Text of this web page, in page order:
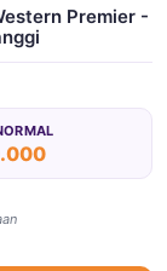
Premier -